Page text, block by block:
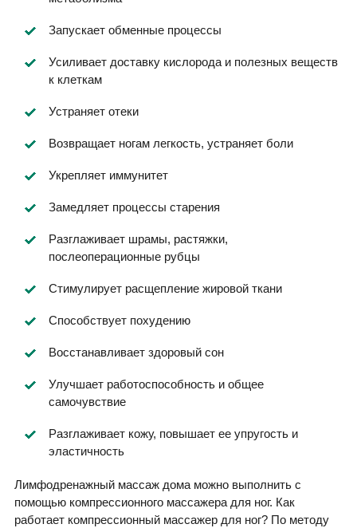
Запускает обменные процессы
Усиливает доставку кислорода и полезных веществ
к клеткам
Устраняет отеки
Возвращает ногам легкость, устраняет боли
Укрепляет иммунитет
Замедляет процессы старения
Разглаживает шрамы, растяжки,
послеоперационные рубцы
Стимулирует расщепление жировой ткани
Способствует похудению
Восстанавливает здоровый сон
Улучшает работоспособность и общее
самочувствие
Разглаживает кожу, повышает ее упругость и
эластичность
Лимфодренажный массаж дома можно выполнить с
помощью компрессионного массажера для ног. Как
работает компрессионный массажер для ног? По методу